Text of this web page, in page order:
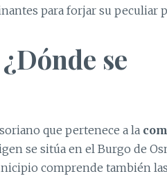
para forjar su peculiar
se
que pertenece a la
se sitúa en el Burgo de
comprende también